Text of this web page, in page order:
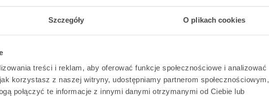
Szczegóły O plikach cookies
treści i reklam, aby oferować funkcje społecznościowe i analizować
korzystasz z naszej witryny, udostępniamy partnerom społecznościowym,
połączyć te informacje z innymi danymi otrzymanymi od Ciebie lub
systemu
od środka i co może zrobić dla Twojej obsługi klienta